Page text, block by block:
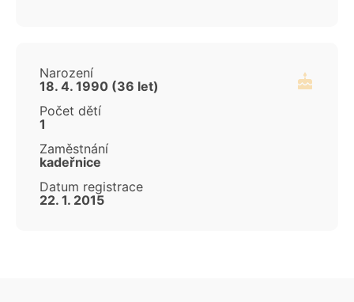
Narození
18. 4. 1990 (36 let)
Počet dětí
1
Zaměstnání
kadeřnice
Datum registrace
22. 1. 2015